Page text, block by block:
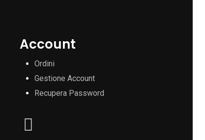
Account
Ordini
Gestione Account
Recupera Password